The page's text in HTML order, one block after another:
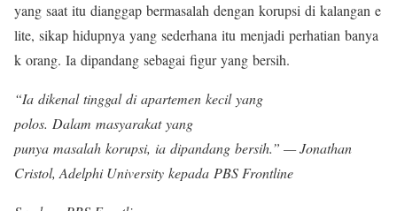
yang saat itu dianggap bermasalah dengan korupsi di kalangan e
lite, sikap hidupnya yang sederhana itu menjadi perhatian banya
k orang. Ia dipandang sebagai figur yang bersih.
“Ia dikenal tinggal di apartemen kecil yang
polos. Dalam masyarakat yang
punya masalah korupsi, ia dipandang bersih.” — Jonathan
Cristol, Adelphi University kepada PBS Frontline